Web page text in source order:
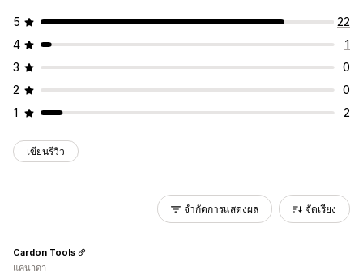
5
22
4
1
3
0
2
0
1
2
เขียนรีวิว
จำกัดการแสดงผล จัดเรียง
Cardon Tools
แคนาดา